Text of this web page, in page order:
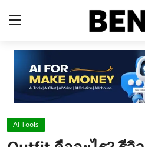
Home
Contact
AI Tools
AI Tools